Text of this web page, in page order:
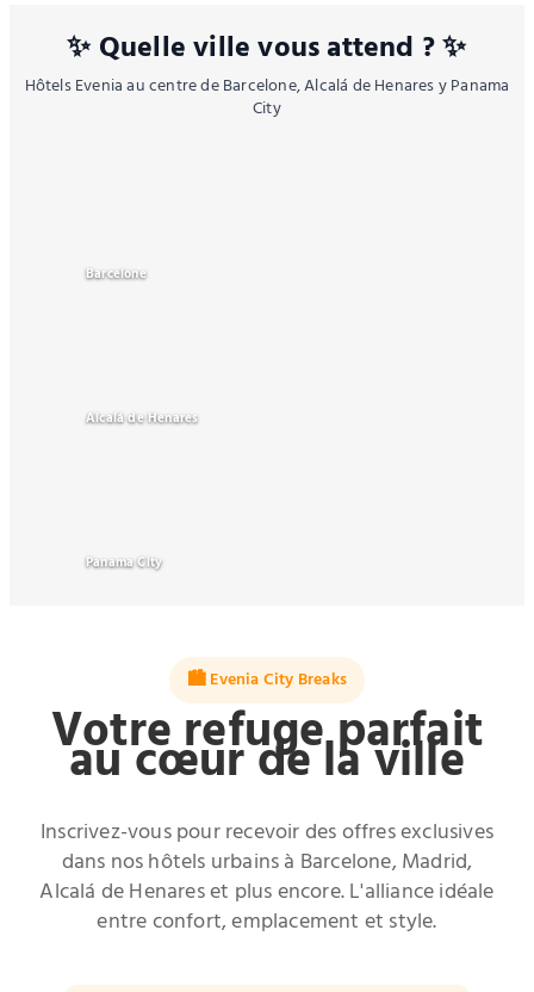
✨ Quelle ville vous attend ? ✨
Hôtels Evenia au centre de Barcelone, Alcalá de Henares y Panama
City
Barcelone
Alcalá de Henares
Panama City
🏙️ Evenia City Breaks
Votre refuge parfait
au cœur de la ville
Inscrivez-vous pour recevoir des offres exclusives
dans nos hôtels urbains à Barcelone, Madrid,
Alcalá de Henares et plus encore. L'alliance idéale
entre confort, emplacement et style.